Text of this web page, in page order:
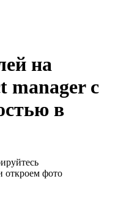
на
manager с
в
откроем фото